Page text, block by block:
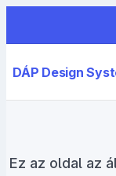
DÁP Design
Ez az oldal az